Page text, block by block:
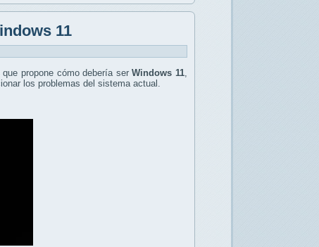
11
que propone cómo debería serWindows 11,
los problemas del sistema actual.